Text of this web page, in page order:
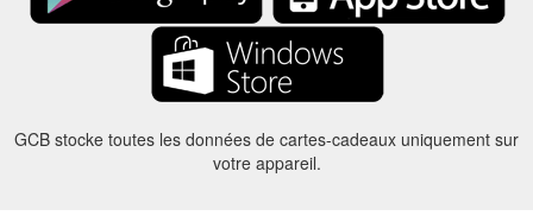
GCB stocke toutes les données de cartes-cadeaux uniquement sur
votre appareil.